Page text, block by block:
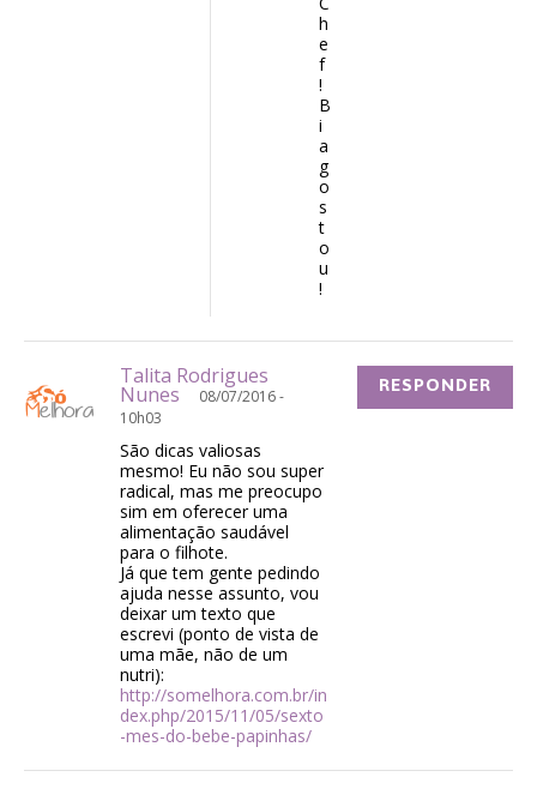
h
e
f
!
B
i
a
g
o
s
t
o
u
!
Talita Rodrigues
Nunes
08/07/2016 -
10h03
São dicas valiosas
mesmo! Eu não sou super
radical, mas me preocupo
sim em oferecer uma
alimentação saudável
para o filhote.
Já que tem gente pedindo
ajuda nesse assunto, vou
deixar um texto que
escrevi (ponto de vista de
uma mãe, não de um
nutri):
http://somelhora.com.br/in
dex.php/2015/11/05/sexto
-mes-do-bebe-papinhas/
RESPONDER